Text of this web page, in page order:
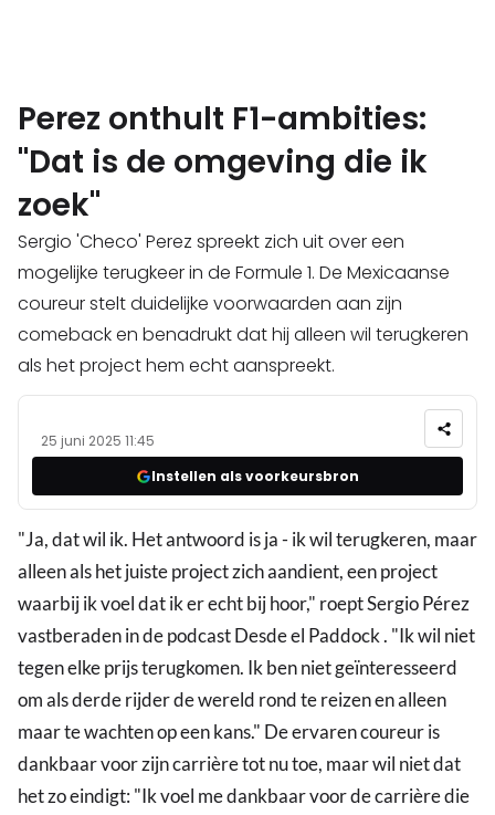
Perez onthult F1-ambities:
"Dat is de omgeving die ik
zoek"
Sergio 'Checo' Perez spreekt zich uit over een
mogelijke terugkeer in de Formule 1. De Mexicaanse
coureur stelt duidelijke voorwaarden aan zijn
comeback en benadrukt dat hij alleen wil terugkeren
als het project hem echt aanspreekt.
25 juni 2025 11:45
Instellen als voorkeursbron
"Ja, dat wil ik. Het antwoord is ja - ik wil terugkeren, maar
alleen als het juiste project zich aandient, een project
waarbij ik voel dat ik er echt bij hoor," roept Sergio Pérez
vastberaden in de podcast Desde el Paddock . "Ik wil niet
tegen elke prijs terugkomen. Ik ben niet geïnteresseerd
om als derde rijder de wereld rond te reizen en alleen
maar te wachten op een kans." De ervaren coureur is
dankbaar voor zijn carrière tot nu toe, maar wil niet dat
het zo eindigt: "Ik voel me dankbaar voor de carrière die